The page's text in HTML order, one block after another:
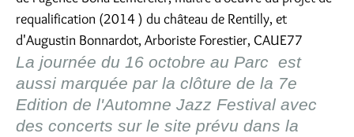
requalification (2014 ) du château de Rentilly, et
d'Augustin Bonnardot, Arboriste Forestier, CAUE77
La journée du 16 octobre au Parc est
aussi marquée par la clôture de la 7e
Edition de l'Automne Jazz Festival avec
des concerts sur le site prévu dans la